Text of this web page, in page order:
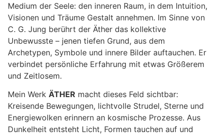
Medium der Seele: den inneren Raum, in dem Intuition,
Visionen und Träume Gestalt annehmen. Im Sinne von
C. G. Jung berührt der Äther das kollektive
Unbewusste – jenen tiefen Grund, aus dem
Archetypen, Symbole und innere Bilder auftauchen. Er
verbindet persönliche Erfahrung mit etwas Größerem
und Zeitlosem.
Mein Werk ÄTHER macht dieses Feld sichtbar:
Kreisende Bewegungen, lichtvolle Strudel, Sterne und
Energiewolken erinnern an kosmische Prozesse. Aus
Dunkelheit entsteht Licht, Formen tauchen auf und